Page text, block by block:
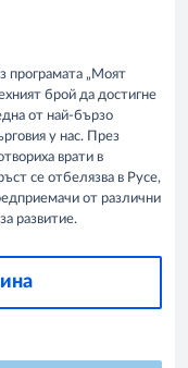
програмата „Моят
брой да достигне
от най-бързо
у нас. През
врати в
се отбелязва в Русе,
от различни
развитие.